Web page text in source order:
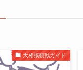
大相撲観戦ガイド